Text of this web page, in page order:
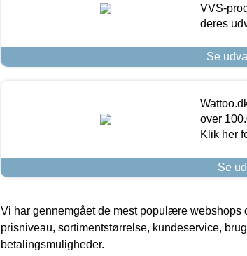
VVS-
deres
Se
over
Klik her
Se
Vi har gennemgået de mest populære webshops
prisniveau, sortimentstørrelse, kundeservice,
betalingsmuligheder.